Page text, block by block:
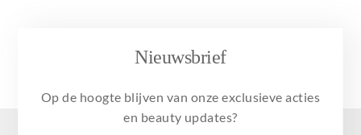
Voor & na foto’s
Nieuwsbrief
Op de hoogte blijven van onze exclusieve acties
en beauty updates?